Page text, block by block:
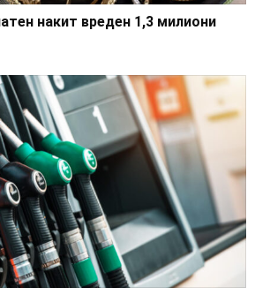
накит вреден 1,3 милиони